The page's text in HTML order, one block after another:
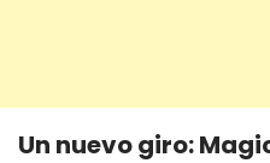
Un nuevo giro: